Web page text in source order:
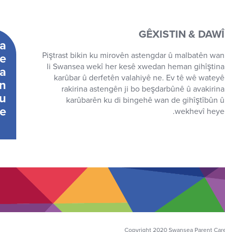
GÊXISTIN & DAWÎ
Piştrast bikin ku mirovên astengdar û malbatên wan
li Swansea wekî her kesê xwedan heman gihîştina
karûbar û derfetên valahiyê ne. Ev tê wê wateyê
rakirina astengên ji bo beşdarbûnê û avakirina
karûbarên ku di bingehê wan de gihîştîbûn û
wekhevî heye.